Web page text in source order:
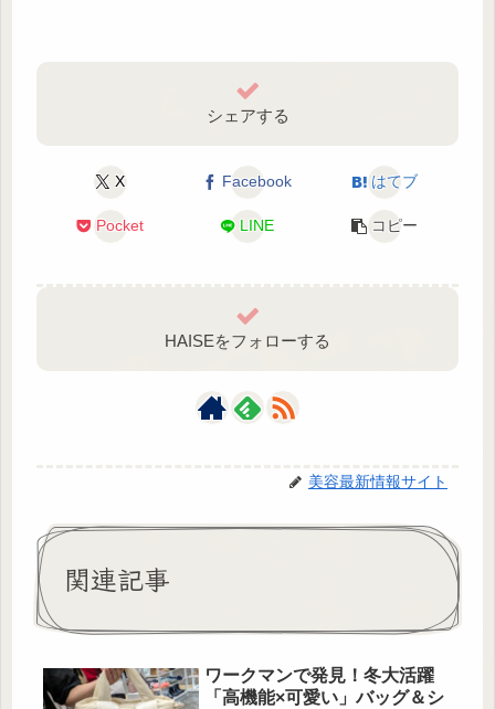
シェアする
X Facebook はてブ
Pocket LINE コピー
HAISEをフォローする
美容最新情報サイト
関連記事
ワークマンで発見！冬大活躍
「高機能×可愛い」バッグ＆シ